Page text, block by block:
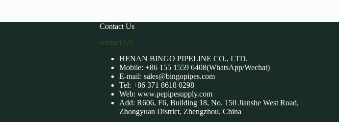
Contact Us
contact US
HENAN BINGO PIPELINE CO., LTD.
Mobile: +86 155 1559 6408(WhatsApp/Wechat)
E-mail: sales@bingopipes.com
Tel: +86 371 8618 0298
Web: www.pepipesupply.com
Add: R606, F6, Building 18, No. 150 Jianshe West Road,
Zhongyuan District, Zhengzhou, China